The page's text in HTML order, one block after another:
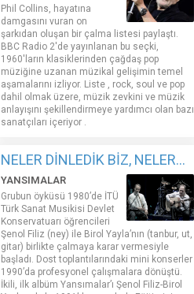
Phil Collins, hayatına
damgasını vuran on
şarkıdan oluşan bir çalma listesi paylaştı.
BBC Radio 2'de yayınlanan bu seçki,
1960'ların klasiklerinden çağdaş pop
müziğine uzanan müzikal gelişimin temel
aşamalarını izliyor. Liste , rock, soul ve pop
dahil olmak üzere, müzik zevkini ve müzik
anlayışını şekillendirmeye yardımcı olan bazı
sanatçıları içeriyor .
NELER DİNLEDİK BİZ, NELER...
YANSIMALAR
Grubun öyküsü 1980’de İTÜ
Türk Sanat Musikisi Devlet
Konservatuarı öğrencileri
Şenol Filiz (ney) ile Birol Yayla’nın (tanbur, ut,
gitar) birlikte çalmaya karar vermesiyle
başladı. Dost toplantılarındaki mini konserler
1990’da profesyonel çalışmalara dönüştü.
İkili, ilk albüm Yansımalar’ı Şenol Filiz-Birol